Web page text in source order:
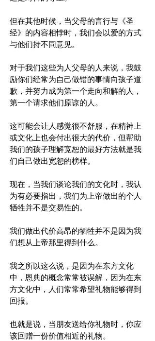
但在其他时候，当父母的言行与《圣
经》的内容相悖时，我们会以爱的方式
与他们持不同意见。
对于我们这些为人父母的人来说，我鼓
励你们经常为自己做错的事情向孩子道
歉，并努力成为第一个走向和解的人，
第一个请求他们原谅的人。
这可能会让人感觉很不舒服，在精神上
或文化上也会付出很大的代价，但帮助
我们的孩子理解宽恕的最好方法就是我
们自己做出宽恕的榜样。
现在，当我们谈论我们的文化时，我认
为有必要指出，我们为上帝做出的个人
牺牲并不是交易性的。
我们做出代价高昂的牺牲并不是因为我
们想从上帝那里得到什么。
我之所以这么说，是因为在东方文化
中，恩典的概念常常被误解，因为在东
方文化中，人们常常希望礼物能够得到
回报。
也就是说，当朋友送给你礼物时，你应
该回赠一份价值相近的礼物。